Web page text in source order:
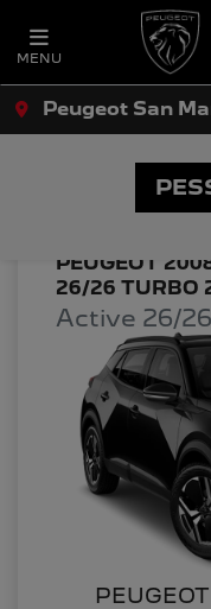
MENU
Peugeot San
OFERTAS
PEUGEOT
26/26 TURBO
Active 26/26